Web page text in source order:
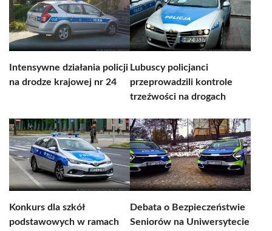
Intensywne działania policji
na drodze krajowej nr 24
Lubuscy policjanci
przeprowadzili kontrole
trzeźwości na drogach
Konkurs dla szkół
podstawowych w ramach
Debata o Bezpieczeństwie
Seniorów na Uniwersytecie